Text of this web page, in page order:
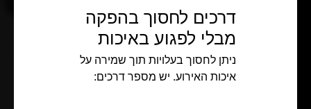
דרכים לחסוך בהפקה
מבלי לפגוע באיכות
ניתן לחסוך בעלויות תוך שמירה על
איכות האירוע. יש מספר דרכים: